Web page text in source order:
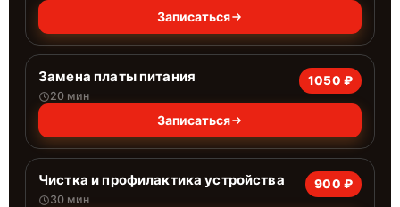
Записаться
Замена платы питания
20 мин
1050 ₽
Записаться
Чистка и профилактика устройства
30 мин
900 ₽